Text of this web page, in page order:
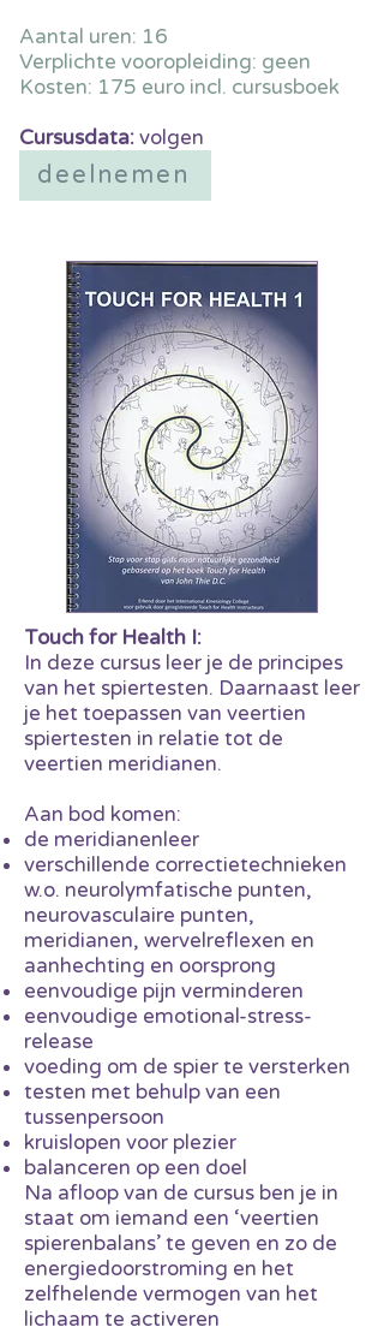
Aantal uren: 16
Verplichte vooropleiding: geen
Kosten: 175 euro incl. cursusboek
Cursusdata:volgen
deelnemen
Touch for Health I:
In deze cursus leer je de principes
van het spiertesten. Daarnaast leer
je het toepassen van veertien
spiertesten in relatie tot de
veertien meridianen.
Aan bod komen:
de meridianenleer
verschillende correctietechnieken
w.o. neurolymfatische punten,
neurovasculaire punten,
meridianen, wervelreflexen en
aanhechting en oorsprong
eenvoudige pijn verminderen
eenvoudige emotional-stress-
release
voeding om de spier te versterken
testen met behulp van een
tussenpersoon
kruislopen voor plezier
balanceren op een doel
Na afloop van de cursus ben je in
staat om iemand een ‘veertien
spierenbalans’ te geven en zo de
energiedoorstroming en het
zelfhelende vermogen van het
lichaam te activeren